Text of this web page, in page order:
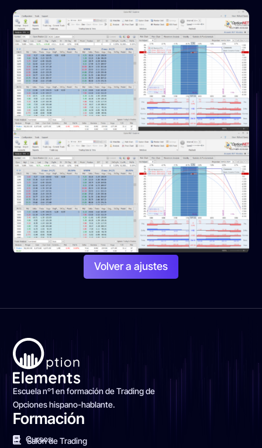
Volver a ajustes
Escuela nº1 en formación de Trading de
Opciones hispano-hablante.
Formación
Cursos
Salón de Trading